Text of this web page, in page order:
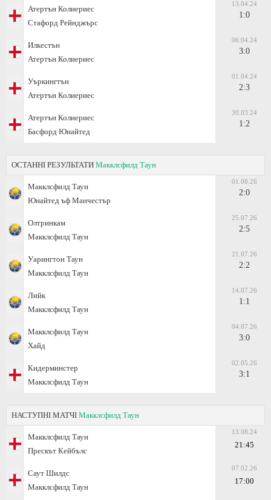
Атертън Колиериес
Стафорд Рейнджърс
13.04.24
1:0
Илкестън
Атертън Колиериес
06.04.24
3:0
Уъркингтън
Атертън Колиериес
01.04.24
2:3
Атертън Колиериес
Басфорд Юнайтед
30.03.24
1:2
ОСТАННІ РЕЗУЛЬТАТИ Макклсфилд Таун
Макклсфилд Таун
Юнайтед ъф Манчестър
01.08.26
2:0
Олтринкам
Макклсфилд Таун
25.07.26
2:5
Уарингтон Таун
Макклсфилд Таун
21.07.26
2:2
Лийк
Макклсфилд Таун
14.07.26
1:1
Макклсфилд Таун
Хайд
04.07.26
3:0
Кидерминстер
Макклсфилд Таун
02.05.26
3:1
НАСТУПНІ МАТЧІ Макклсфилд Таун
Макклсфилд Таун
Прескът Кейбълс
13.08.24
21:45
Саут Шилдс
Макклсфилд Таун
07.02.26
17:00